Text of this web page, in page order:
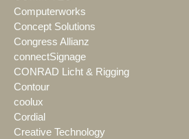
Computerworks
Concept Solutions
Congress Allianz
connectSignage
CONRAD Licht & Rigging
Contour
coolux
Cordial
Creative Technology